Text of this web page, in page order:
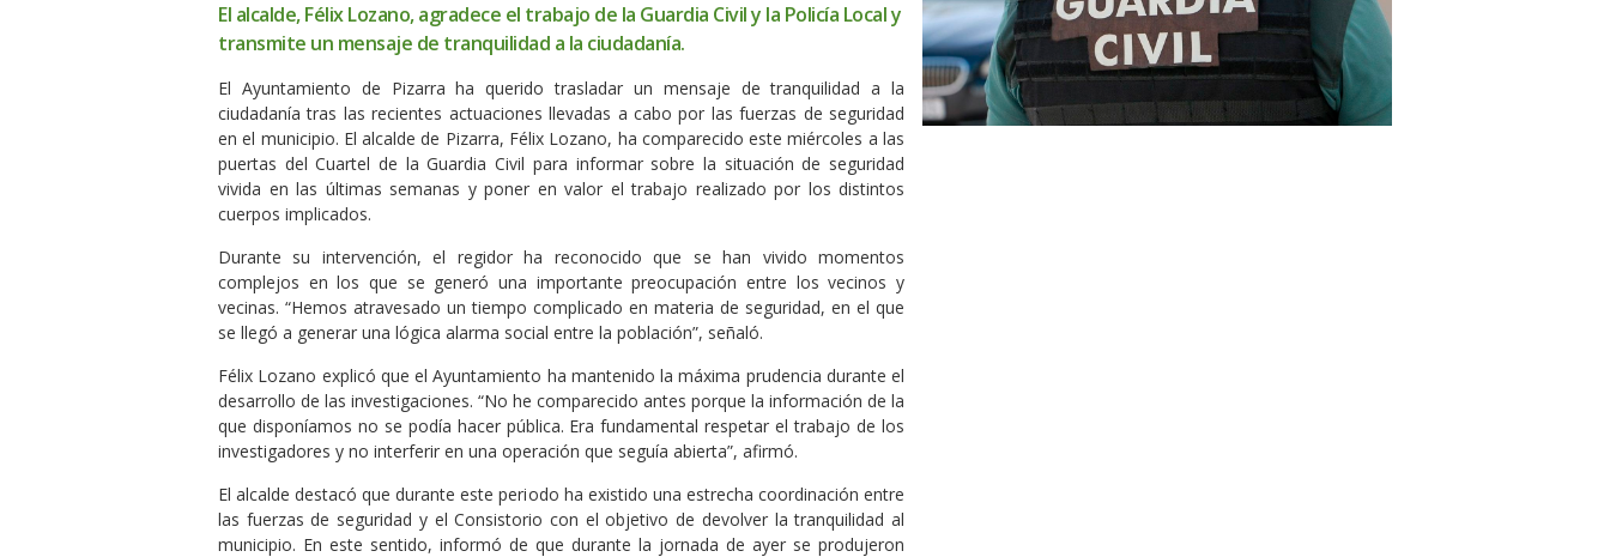
El alcalde, Félix Lozano, agradece el trabajo de la Guardia Civil y la Policía Local y
transmite un mensaje de tranquilidad a la ciudadanía.
El Ayuntamiento de Pizarra ha querido trasladar un mensaje de tranquilidad a la
ciudadanía tras las recientes actuaciones llevadas a cabo por las fuerzas de seguridad
en el municipio. El alcalde de Pizarra, Félix Lozano, ha comparecido este miércoles a las
puertas del Cuartel de la Guardia Civil para informar sobre la situación de seguridad
vivida en las últimas semanas y poner en valor el trabajo realizado por los distintos
cuerpos implicados.
Durante su intervención, el regidor ha reconocido que se han vivido momentos
complejos en los que se generó una importante preocupación entre los vecinos y
vecinas. “Hemos atravesado un tiempo complicado en materia de seguridad, en el que
se llegó a generar una lógica alarma social entre la población”, señaló.
Félix Lozano explicó que el Ayuntamiento ha mantenido la máxima prudencia durante el
desarrollo de las investigaciones. “No he comparecido antes porque la información de la
que disponíamos no se podía hacer pública. Era fundamental respetar el trabajo de los
investigadores y no interferir en una operación que seguía abierta”, afirmó.
El alcalde destacó que durante este periodo ha existido una estrecha coordinación entre
las fuerzas de seguridad y el Consistorio con el objetivo de devolver la tranquilidad al
municipio. En este sentido, informó de que durante la jornada de ayer se produjeron